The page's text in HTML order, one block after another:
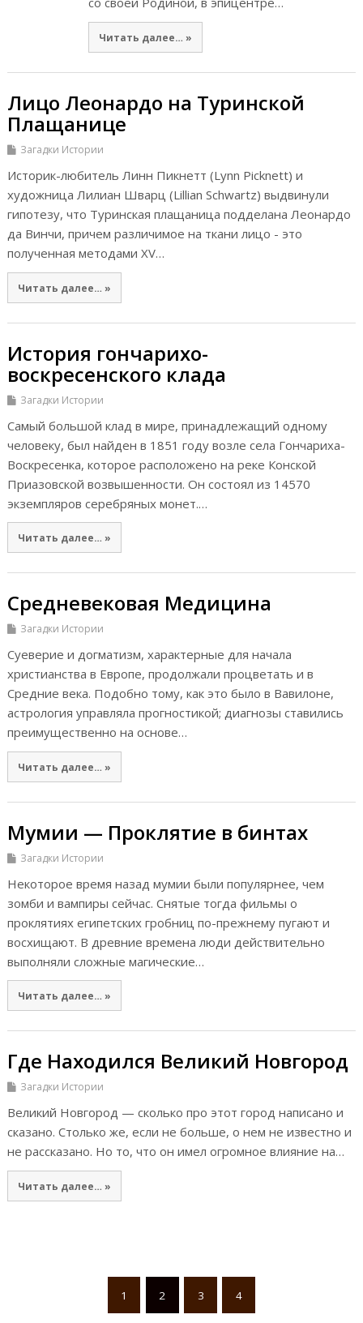
Читать далее… »
Лицо Леонардо на Туринской
Плащанице
Загадки Истории
Историк-любитель Линн Пикнетт (Lynn Picknett) и
художница Лилиан Шварц (Lillian Schwartz) выдвинули
гипотезу, что Туринская плащаница подделана Леонардо
да Винчи, причем различимое на ткани лицо - это
полученная методами XV…
Читать далее… »
История гончарихо-
воскресенского клада
Загадки Истории
Самый большой клад в мире, принадлежащий одному
человеку, был найден в 1851 году возле села Гончариха-
Воскресенка, которое расположено на реке Конской
Приазовской возвышенности. Он состоял из 14570
экземпляров серебряных монет.…
Читать далее… »
Средневековая Медицина
Загадки Истории
Суеверие и догматизм, характерные для начала
христианства в Европе, продолжали процветать и в
Средние века. Подобно тому, как это было в Вавилоне,
астрология управляла прогностикой; диагнозы ставились
преимущественно на основе…
Читать далее… »
Мумии — Проклятие в бинтах
Загадки Истории
Некоторое время назад мумии были популярнее, чем
зомби и вампиры сейчас. Снятые тогда фильмы о
проклятиях египетских гробниц по-прежнему пугают и
восхищают. В древние времена люди действительно
выполняли сложные магические…
Читать далее… »
Где Находился Великий Новгород
Загадки Истории
Великий Новгород — сколько про этот город написано и
сказано. Столько же, если не больше, о нем не известно и
не рассказано. Но то, что он имел огромное влияние на…
Читать далее… »
1 2 3 4